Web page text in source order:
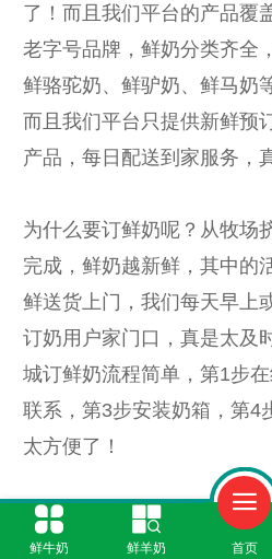
了！而且我们平台的产品覆
老字号品牌，鲜奶分类齐全
鲜骆驼奶、鲜驴奶、鲜马奶
而且我们平台只提供新鲜预
产品，每日配送到家服务，
为什么要订鲜奶呢？从牧场
完成，鲜奶越新鲜，其中的
鲜送货上门，我们每天早上
订奶用户家门口，真是太及
城订鲜奶流程简单，第1步
联系，第3步安装奶箱，第4
太方便了！
订鲜奶还有哪些好处呢？除
格也合理！鲜牛奶订购一个
鲜牛奶 鲜羊奶 首页